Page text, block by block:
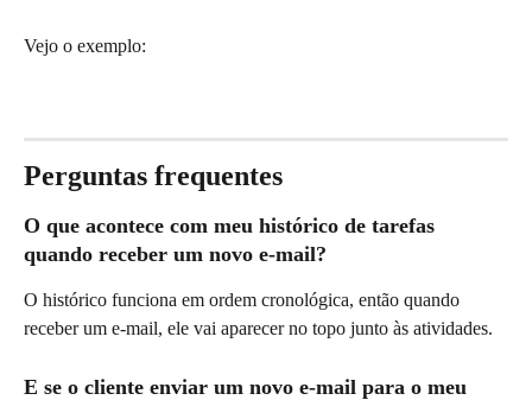
Vejo o exemplo:
Perguntas frequentes
O que acontece com meu histórico de tarefas
quando receber um novo e-mail?
O histórico funciona em ordem cronológica, então quando
receber um e-mail, ele vai aparecer no topo junto às atividades.
E se o cliente enviar um novo e-mail para o meu